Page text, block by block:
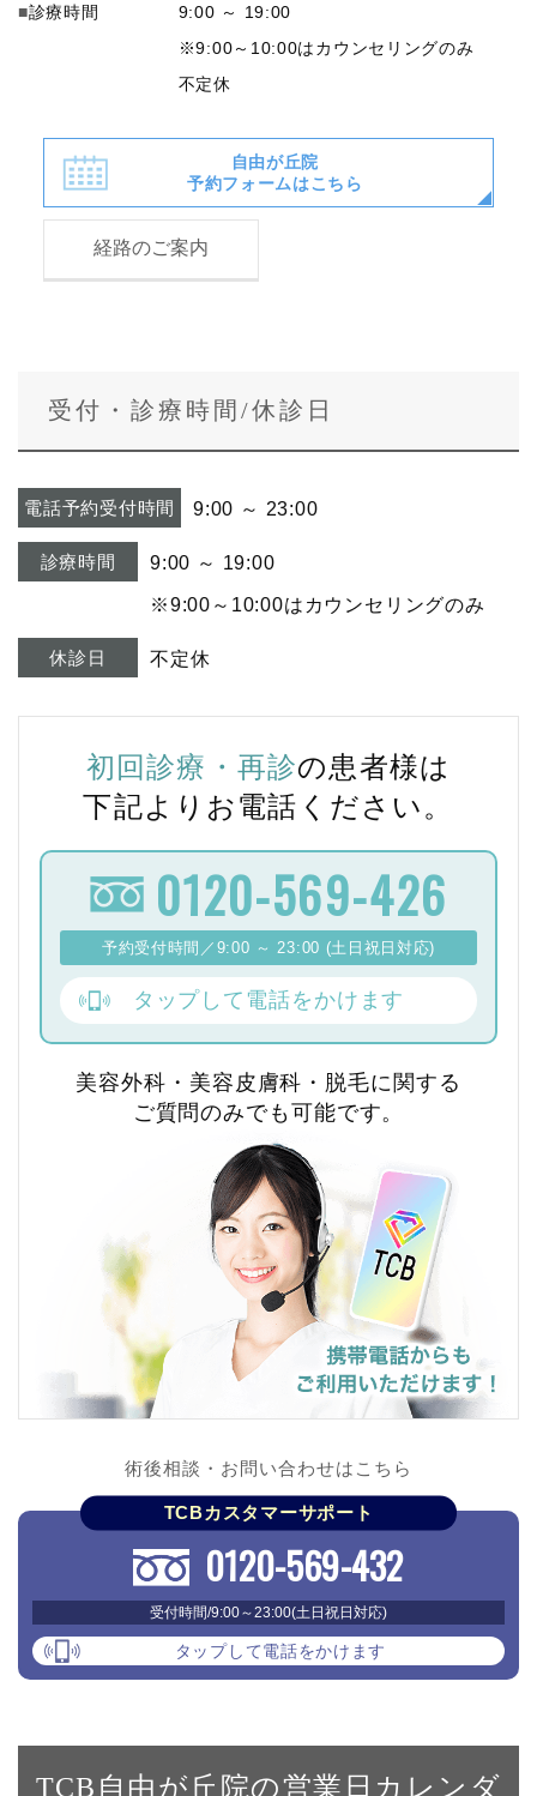
診療時間
9:00 ～ 19:00
※9:00～10:00はカウンセリングのみ
不定休
自由が丘院
予約フォームはこちら
経路のご案内
受付・診療時間/休診日
電話予約受付時間 9:00 ～ 23:00
診療時間 9:00 ～ 19:00
※9:00～10:00はカウンセリングのみ
休診日 不定休
初回診療・再診の患者様は
下記よりお電話ください。
0120-569-426
予約受付時間／9:00 ～ 23:00 (土日祝日対応)
タップして電話をかけます
美容外科・美容皮膚科・脱毛に関する
ご質問のみでも可能です。
術後相談・お問い合わせはこちら
TCBカスタマーサポート
0120-569-432
受付時間/9:00～23:00(土日祝日対応)
タップして電話をかけます
TCB自由が丘院の営業日カレンダ